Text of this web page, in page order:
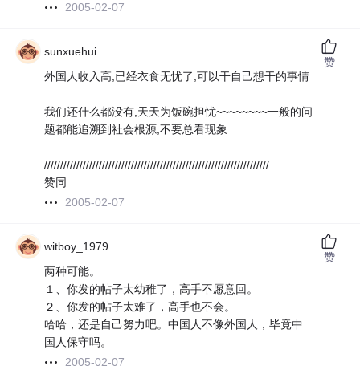
2005-02-07
sunxuehui
外国人收入高,已经衣食无忧了,可以干自己想干的事情
我们还什么都没有,天天为饭碗担忧~~~~~~~~一般的问
题都能追溯到社会根源,不要总看现象
//////////////////////////////////////////////////////////////////////
赞同
2005-02-07
赞
witboy_1979
两种可能。
１、你发的帖子太幼稚了，高手不愿意回。
２、你发的帖子太难了，高手也不会。
哈哈，还是自己努力吧。中国人不像外国人，毕竟中
国人保守吗。
2005-02-07
赞